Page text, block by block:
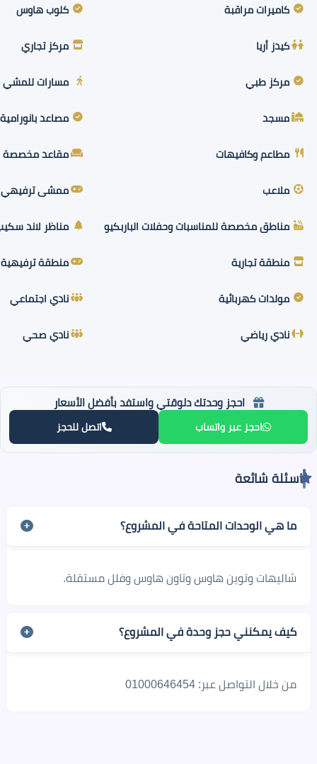
كاميرات مراقبة كلوب هاوس
كيدز أريا مركز تجاري
مركز طبي مسارات للمشي
مسجد مصاعد بانورامية
مطاعم وكافيهات مقاعد مخصصة
ملاعب ممشى ترفيهي
مناطق مخصصة للمناسبات وحفلات الباربكيو مناظر لاند
منطقة تجارية منطقة ترفيهية
مولدات كهربائية نادي اجتماعي
نادي رياضي نادي صحي
احجز وحدتك دلوقتي واستفد بأفضل الأسعار
احجز عبر واتساب اتصل للحجز
اسئلة شائعة
ما هي الوحدات المتاحة في المشروع؟
شاليهات وتوين هاوس وتاون هاوس وفلل مستقلة.
كيف يمكنني حجز وحدة في المشروع؟
من خلال التواصل عبر: 01000646454